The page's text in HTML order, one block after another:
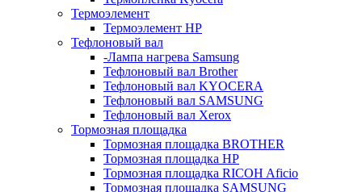
Термоэлемент
Термоэлемент НР
Тефлоновый вал
-Лампа нагрева Samsung
Тефлоновый вал Brother
Тефлоновый вал KYOCERA
Тефлоновый вал SAMSUNG
Тефлоновый вал Xerox
Тормозная площадка
Тормозная площадка BROTHER
Тормозная площадка HP
Тормозная площадка RICOH Aficio
Тормозная площадка SAMSUNG